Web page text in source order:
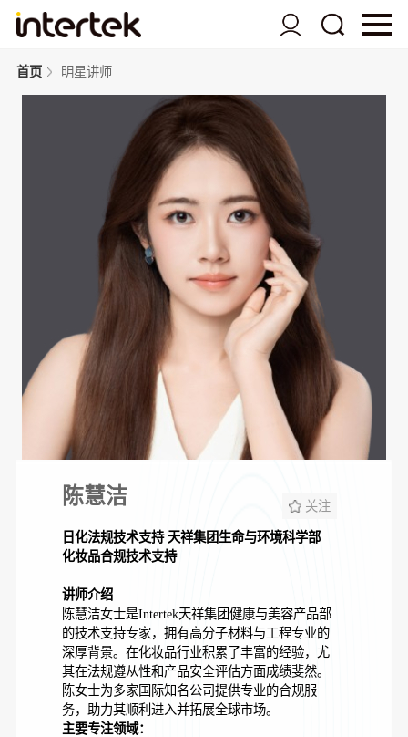
首页 明星讲师
关注
陈慧洁
日化法规技术支持 天祥集团生命与环境科学部
化妆品合规技术支持
讲师介绍
陈慧洁女士是Intertek天祥集团健康与美容产品部
的技术支持专家，拥有高分子材料与工程专业的
深厚背景。在化妆品行业积累了丰富的经验，尤
其在法规遵从性和产品安全评估方面成绩斐然。
陈女士为多家国际知名公司提供专业的合规服
务，助力其顺利进入并拓展全球市场。
主要专注领域：